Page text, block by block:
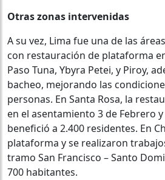
Otras zonas intervenidas
A su vez, Lima fue una de las
con restauración de plataforma
Paso Tuna, Ybyra Petei, y Piroy,
bacheo, mejorando las
personas. En Santa Rosa, la
en el asentamiento 3 de Febrero
benefició a 2.400 residentes. En
plataforma y se realizaron
tramo San Francisco – Santo
700 habitantes.